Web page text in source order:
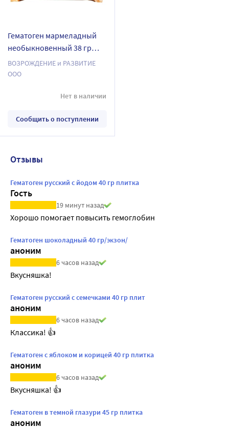
Гематоген мармеладный
необыкновенный 38 гр
плитка
ВОЗРОЖДЕНИЕ и РАЗВИТИЕ
ООО
Нет в наличии
Сообщить о поступлении
Отзывы
Гематоген русский с йодом 40 гр плитка
Гость
19 минут назад
Хорошо помогает повысить гемоглобин
Гематоген шоколадный 40 гр/экзон/
аноним
6 часов назад
Вкусняшка!
Гематоген русский с семечками 40 гр плит
аноним
6 часов назад
Классика! 👍
Гематоген с яблоком и корицей 40 гр плитка
аноним
6 часов назад
Вкусняшка! 👍
Гематоген в темной глазури 45 гр плитка
аноним